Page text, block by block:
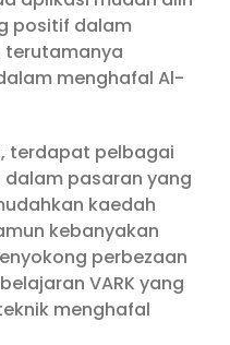
positif dalam
terutamanya
menghafal Al-
terdapat pelbagai
pasaran yang
kaedah
kebanyakan
perbezaan
VARK yang
menghafal